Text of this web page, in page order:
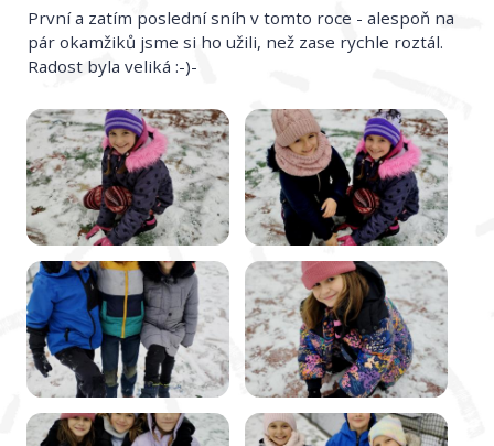
První a zatím poslední sníh v tomto roce - alespoň na
pár okamžiků jsme si ho užili, než zase rychle roztál.
Radost byla veliká :-)-